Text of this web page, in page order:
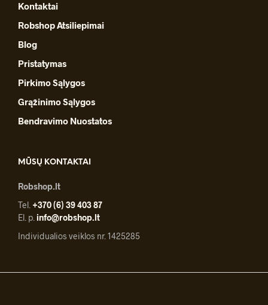
Kontaktai
Robshop Atsiliepimai
Blog
Pristatymas
Pirkimo Sąlygos
Grąžinimo Sąlygos
Bendravimo Nuostatos
MŪSŲ KONTAKTAI
Robshop.lt
Tel. +370 (6) 39 403 87
El. p. info@robshop.lt
Individualios veiklos nr. 1425285